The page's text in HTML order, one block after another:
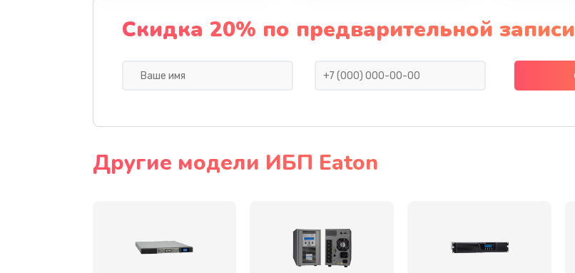
Скидка 20% по предварительной записи
Другие модели ИБП Eaton